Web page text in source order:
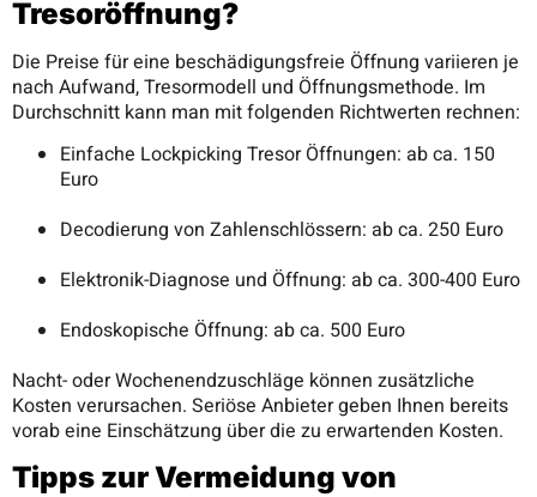
Tresoröffnung?
Die Preise für eine beschädigungsfreie Öffnung variieren je
nach Aufwand, Tresormodell und Öffnungsmethode. Im
Durchschnitt kann man mit folgenden Richtwerten rechnen:
Einfache Lockpicking Tresor Öffnungen: ab ca. 150
Euro
Decodierung von Zahlenschlössern: ab ca. 250 Euro
Elektronik-Diagnose und Öffnung: ab ca. 300-400 Euro
Endoskopische Öffnung: ab ca. 500 Euro
Nacht- oder Wochenendzuschläge können zusätzliche
Kosten verursachen. Seriöse Anbieter geben Ihnen bereits
vorab eine Einschätzung über die zu erwartenden Kosten.
Tipps zur Vermeidung von